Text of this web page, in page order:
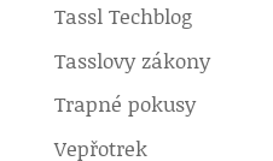
Tassl Techblog
Tasslovy zákony
Trapné pokusy
Vepřotrek